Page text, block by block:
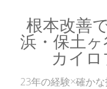
ン
根本改善
浜・保土
カイ
23年の経験×確か